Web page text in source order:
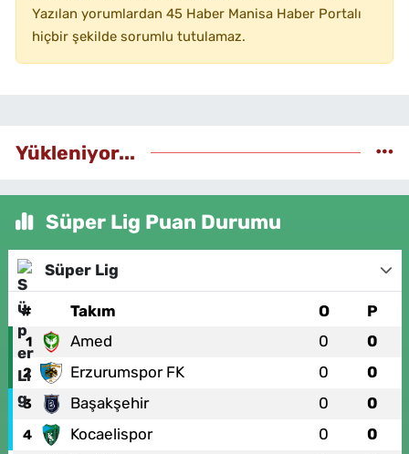
Yazılan yorumlardan 45 Haber Manisa Haber Portalı
hiçbir şekilde sorumlu tutulamaz.
Yükleniyor...
Süper Lig Puan Durumu
Süper Lig
# Takım O P
1 Amed 0 0
2 Erzurumspor FK 0 0
3 Başakşehir 0 0
4 Kocaelispor 0 0